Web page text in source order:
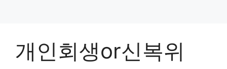
개인회생or신복위